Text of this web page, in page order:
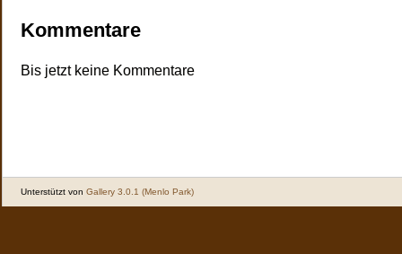
Kommentare
Bis jetzt keine Kommentare
Unterstützt von Gallery 3.0.1 (Menlo Park)